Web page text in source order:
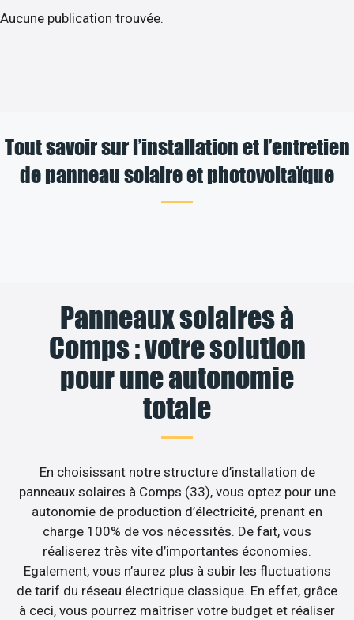
Aucune publication trouvée.
Tout savoir sur l’installation et l’entretien
de panneau solaire et photovoltaïque
Panneaux solaires à
Comps : votre solution
pour une autonomie
totale
En choisissant notre structure d’installation de
panneaux solaires à Comps (33), vous optez pour une
autonomie de production d’électricité, prenant en
charge 100% de vos nécessités. De fait, vous
réaliserez très vite d’importantes économies.
Egalement, vous n’aurez plus à subir les fluctuations
de tarif du réseau électrique classique. En effet, grâce
à ceci, vous pourrez maîtriser votre budget et réaliser